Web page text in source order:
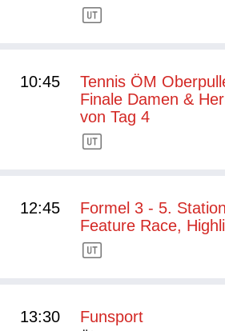
10:45
Tennis ÖM
Finale Damen &
von Tag 4
12:45
Formel 3 - 5.
Feature Race,
13:30 Funsport